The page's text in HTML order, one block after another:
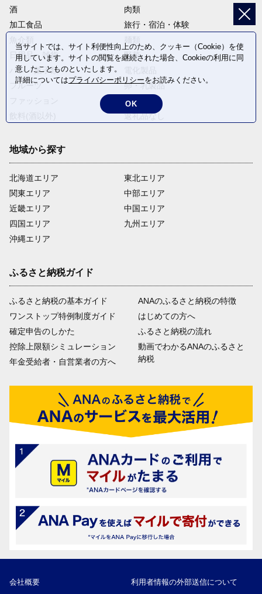
酒
肉類
加工食品
旅行・宿泊・体験
日用品・雑貨
野菜
パン・菓子類
フルーツ
卵・乳製品
米・穀物
返礼品なし
地域から探す
北海道エリア
関東エリア
近畿エリア
四国エリア
沖縄エリア
東北エリア
中部エリア
中国エリア
九州エリア
ふるさと納税ガイド
ふるさと納税の基本ガイド
ワンストップ特例制度ガイド
確定申告のしかた
控除上限額シミュレーション
年金受給者・自営業者の方へ
ANAのふるさと納税の特徴
はじめての方へ
ふるさと納税の流れ
動画でわかるANAのふるさと
納税
会社概要
利用者情報の外部送信について
当サイトでは、サイト利便性向上のため、クッキー（Cookie）を使
用しています。サイトの閲覧を継続された場合、Cookieの利用に同
意したことものといたします。
詳細についてはプライバシーポリシーをお読みください。
OK